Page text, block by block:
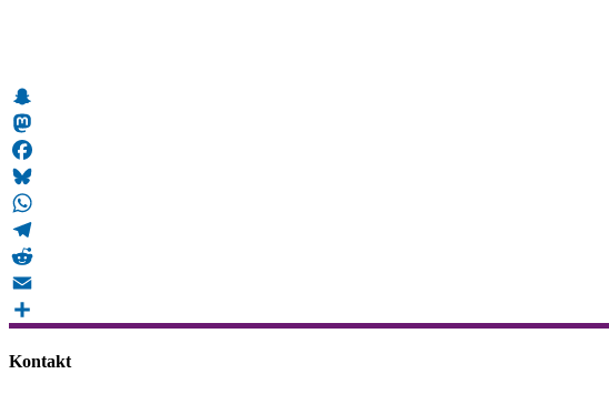
Snapchat
Mastodon
Facebook
Bluesky
WhatsApp
Telegram
Reddit
Email
Kontakt